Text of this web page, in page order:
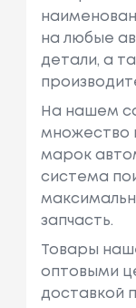
на любые
детали, а
На нашем
множество
марок
система
запчасть.
Товары
оптовыми
доставкой